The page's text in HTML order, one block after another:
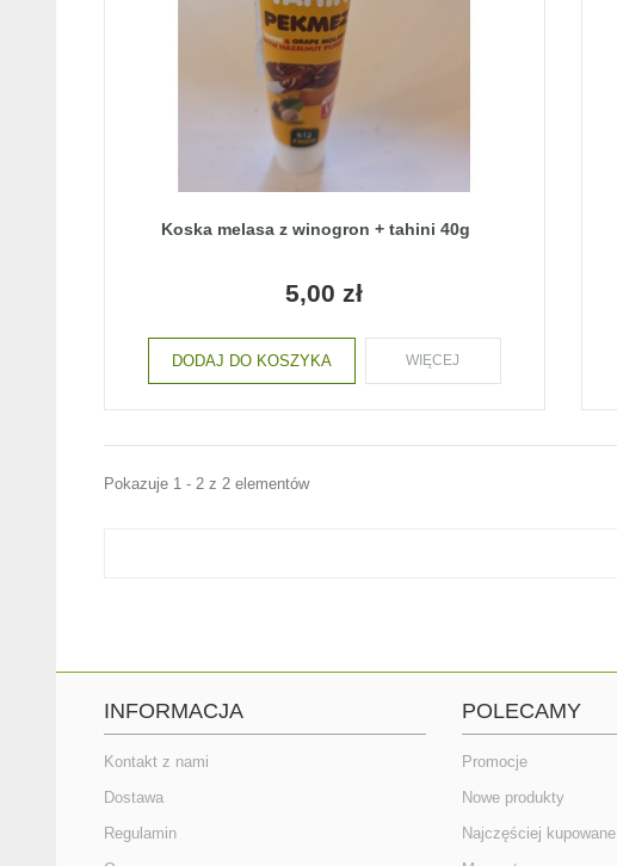
Koska melasa z winogron + tahini 40g
5,00 zł
DODAJ DO KOSZYKA WIĘCEJ
Pokazuje 1 - 2 z 2 elementów
INFORMACJA
Kontakt z nami
Dostawa
Regulamin
POLECAMY
Promocje
Nowe produkty
Najczęściej kupowane